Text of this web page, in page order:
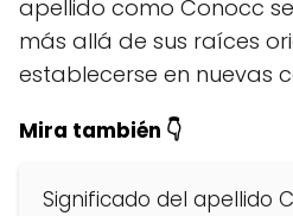
apellido como Conocc
más allá de sus raíces
establecerse en nuevas
Mira también 👇
Significado del apellido